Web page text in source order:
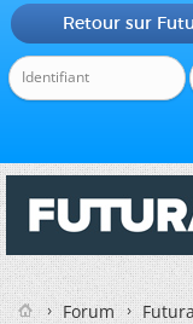
Retour sur
Forum